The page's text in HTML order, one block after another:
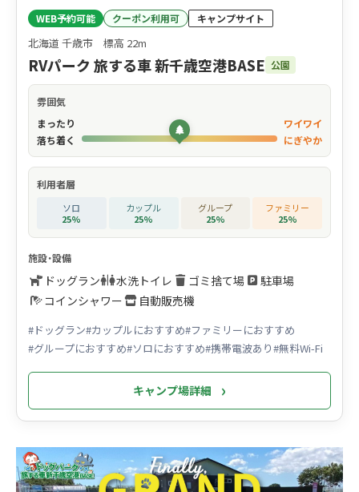
WEB予約可能 クーポン利用可 キャンプサイト
北海道 千歳市 標高 22m
RVパーク 旅する車 新千歳空港BASE 公園
雰囲気
まったり
落ち着く
ワイワイ
にぎやか
利用者層
ソロ
25%
カップル
25%
グループ
25%
ファミリー
25%
施設・設備
ドッグラン 水洗トイレ ゴミ捨て場
駐車場
コインシャワー
自動販売機
#ドッグラン#カップルにおすすめ#ファミリーにおすすめ
#グループにおすすめ#ソロにおすすめ#携帯電波あり#無料Wi-Fi
キャンプ場詳細